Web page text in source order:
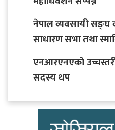
नेपाल व्यवसायी सङ्घ
साधारण सभा तथा
एनआरएनएको
सदस्य थप